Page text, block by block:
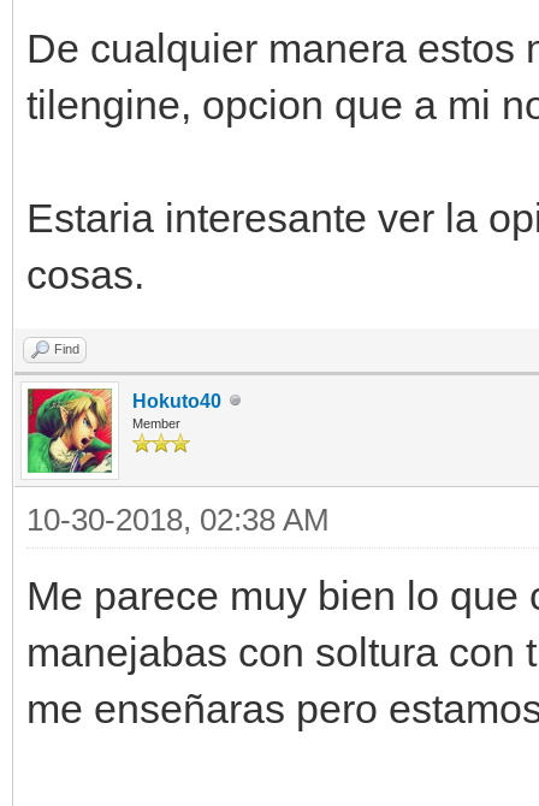
De cualquier manera estos
tilengine, opcion que a mi
Estaria interesante ver la
cosas.
Find
Hokuto40
Member
10-30-2018, 02:38 AM
Me parece muy bien lo
manejabas con soltura con
me enseñaras pero